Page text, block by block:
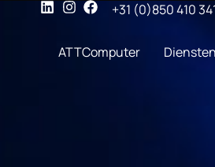
+31 (0)850 410
ATTComputer